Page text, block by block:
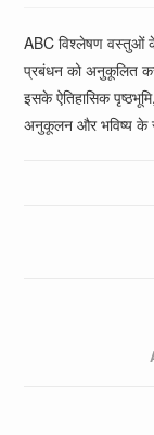
ABC विश्लेषण वस्तुओं
प्रबंधन को अनुकूलित
इसके ऐतिहासिक
अनुकूलन और भविष्य के